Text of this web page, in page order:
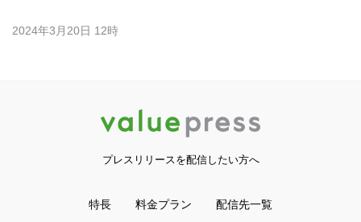
2024年3月20日 12時
プレスリリースを配信したい方へ
特長 料金プラン 配信先一覧